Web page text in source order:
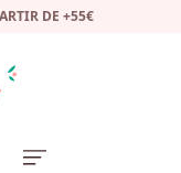
DE +55€